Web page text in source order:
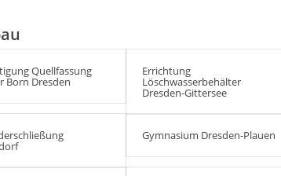
Quellfassung
Born Dresden
Errichtung
Löschwasserbehälter
Dresden-Gittersee
Gymnasium Dresden-Plauen